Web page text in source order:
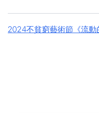
2024不貧窮藝術節《流